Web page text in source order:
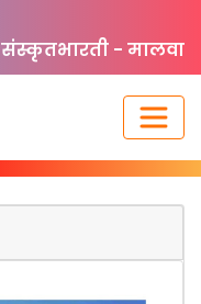
संस्कृतभारती - मालवा